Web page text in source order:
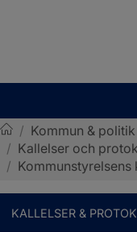
Sotenäs kommun
/ Kommun & politik
/ Kallelser och
/ Kommunstyrelsens
KALLELSER &